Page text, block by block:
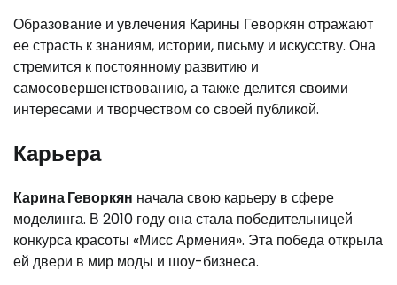
Образование и увлечения Карины Геворкян отражают
ее страсть к знаниям, истории, письму и искусству. Она
стремится к постоянному развитию и
самосовершенствованию, а также делится своими
интересами и творчеством со своей публикой.
Карьера
Карина Геворкян начала свою карьеру в сфере
моделинга. В 2010 году она стала победительницей
конкурса красоты «Мисс Армения». Эта победа открыла
ей двери в мир моды и шоу-бизнеса.